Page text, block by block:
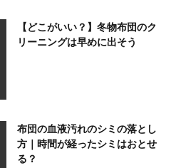
【どこがいい？】冬物布団のク
リーニングは早めに出そう
布団の血液汚れのシミの落とし
方｜時間が経ったシミはおとせ
る？